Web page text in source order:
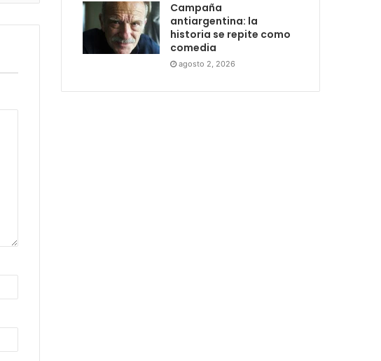
Campaña
antiargentina: la
historia se repite como
comedia
agosto 2, 2026